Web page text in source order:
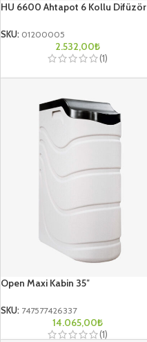
HU 6600 Ahtapot 6 Kollu Difüzör
SKU: 01200005
2.532,00₺
(1)
Open Maxi Kabin 35″
SKU: 747577426337
14.065,00₺
(1)